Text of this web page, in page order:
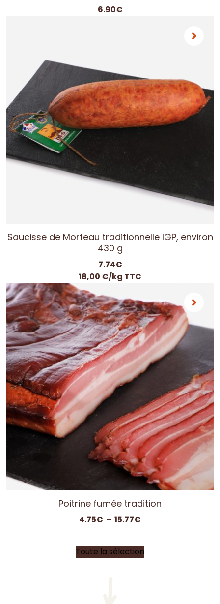
6.90€
Saucisse de Morteau traditionnelle IGP, environ
430 g
7.74€
18,00 €/kg TTC
Poitrine fumée tradition
4.75€ – 15.77€
4.75€
Toute la sélection